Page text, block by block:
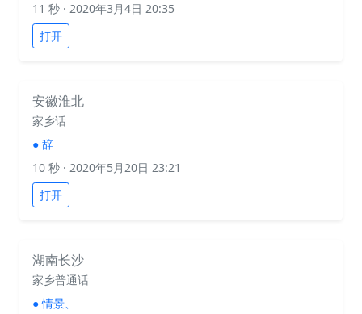
11 秒 · 2020年3月4日 20:35
打开
安徽淮北
家乡话
● 辞
10 秒 · 2020年5月20日 23:21
打开
湖南长沙
家乡普通话
● 情景、